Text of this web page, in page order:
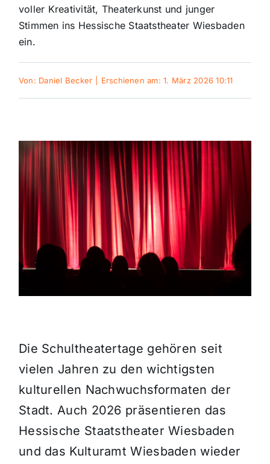
Panorama
Polizeimeldungen
Themen und Termine
Gewinnspiele
voller Kreativität, Theaterkunst und junger
Stimmen ins Hessische Staatstheater Wiesbaden
ein.
Von: Daniel Becker Erschienen am: 1. März 2026 10:11
Die Schultheatertage gehören seit
vielen Jahren zu den wichtigsten
kulturellen Nachwuchsformaten der
Stadt. Auch 2026 präsentieren das
Hessische Staatstheater Wiesbaden
und das Kulturamt Wiesbaden wieder